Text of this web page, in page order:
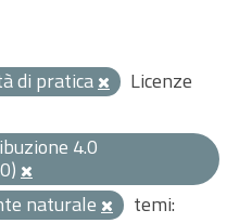
di pratica
Licenze
4.0
naturale
temi: